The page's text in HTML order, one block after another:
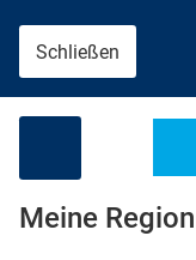
Schließen
Meine Region